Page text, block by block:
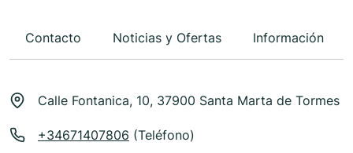
Contacto Noticias y Ofertas Información
Calle Fontanica, 10, 37900 Santa Marta de Tormes
+34671407806 (Teléfono)